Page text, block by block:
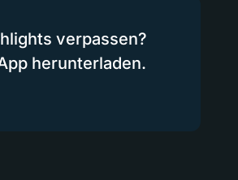
verpassen?
herunterladen.